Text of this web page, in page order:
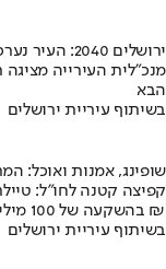
ירושלים 2040: העיר נערכת ל 1.5 מליון תושבים
מנכ"לית העירייה
הבא
בשיתוף עיריית ירושלים
שופינג, אמנות ואוכל:
קפיצה קטנה לחו"ל:
בהשקעה של 100 מיליון ₪
בשיתוף עיריית ירושלים